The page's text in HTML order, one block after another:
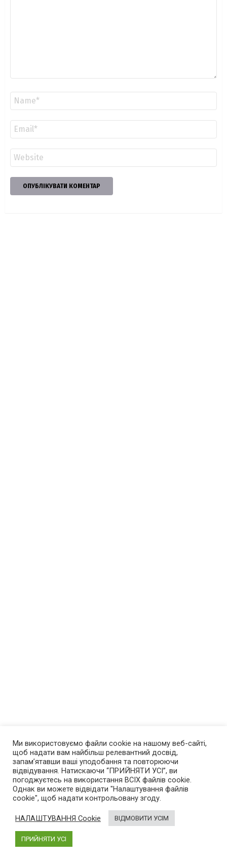
Ми використовуємо файли cookie на нашому веб-сайті,
щоб надати вам найбільш релевантний досвід,
запам’ятавши ваші уподобання та повторюючи
відвідування. Натискаючи “ПРИЙНЯТИ УСІ”, ви
погоджуєтесь на використання ВСІХ файлів cookie.
Однак ви можете відвідати "Налаштування файлів
cookie", щоб надати контрольовану згоду.
НАЛАШТУВАННЯ Cookie ВІДМОВИТИ УСІМ
ПРИЙНЯТИ УСІ